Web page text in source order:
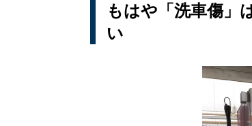
もはや「洗車傷」
い